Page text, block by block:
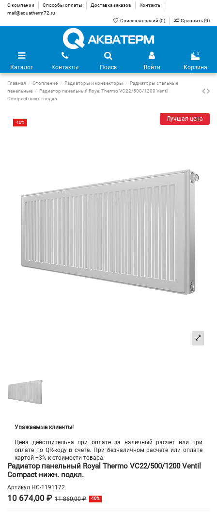
О компании Способы оплаты Доставка заказов
Контакты
mail@aquatherm72.ru
Список желаний (0) Сравнить (0)
Каталог Контакты Поиск Войти
0
Корзина
Главная Отопление Радиаторы и конвекторы
Радиаторы стальные
панельные
Радиатор панельный Royal Thermo VC22/500/1200 Ventil
Compact нижн. подкл.
-10%
Лучшая цена
Уважаемые клиенты!
Цена действительна при оплате за наличный расчет или при
оплате по QR-коду в счете. При безналичном расчете или оплате
картой +3% к стоимости товара.
Радиатор панельный Royal Thermo VC22/500/1200 Ventil
Compact нижн. подкл.
Артикул НС-1191172
10 674,00 ₽ 11 860,00 ₽ -10%